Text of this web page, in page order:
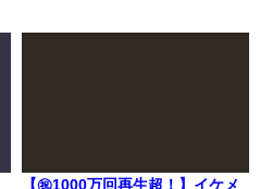
【㊗️1000万回再生超！】イケメ